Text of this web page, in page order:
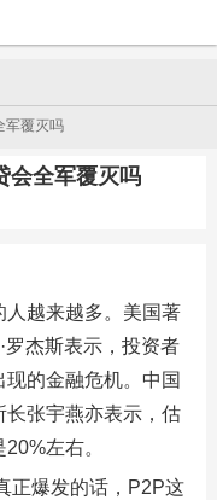
军覆灭吗
会全军覆灭吗
越来越多。美国著
罗杰斯表示，投资者
的金融危机。中国
张宇燕亦表示，估
左右。
正爆发的话，P2P这